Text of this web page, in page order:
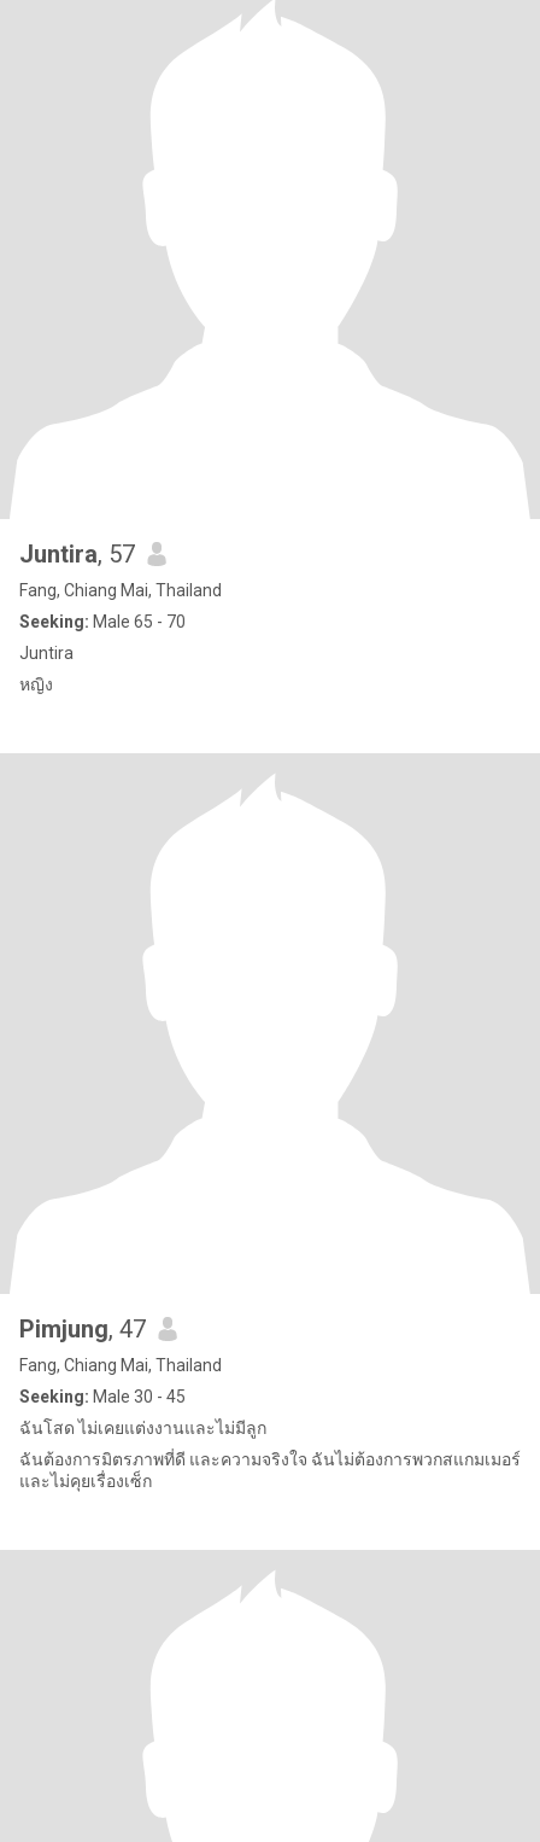
Juntira, 57
Fang, Chiang Mai, Thailand
Seeking: Male 65 - 70
Juntira
หญิง
Pimjung, 47
Fang, Chiang Mai, Thailand
Seeking: Male 30 - 45
ฉันโสด ไม่เคยแต่งงานและไม่มีลูก
ฉันต้องการมิตรภาพที่ดี และความจริงใจ ฉันไม่ต้องการพวกสแกมเมอร์
และไม่คุยเรื่องเซ็ก